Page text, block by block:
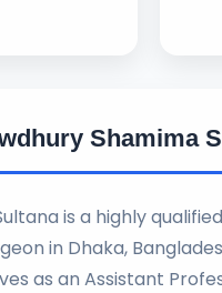
Shamima
is a highly
in Dhaka,
as an Assistant